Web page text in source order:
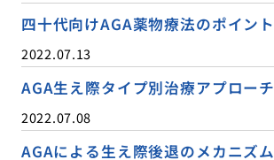
四十代向けAGA薬物療法のポイント
2022.07.13
AGA生え際タイプ別治療アプローチ
2022.07.08
AGAによる生え際後退のメカニズム